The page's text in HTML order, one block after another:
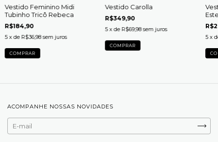
Vestido Feminino Midi
Tubinho Tricô Rebeca
R$184,90
5 x de R$36,98 sem juros
COMPRAR
Vestido Carolla
R$349,90
5 x de R$69,98 sem juros
COMPRAR
5 x
ACOMPANHE NOSSAS NOVIDADES